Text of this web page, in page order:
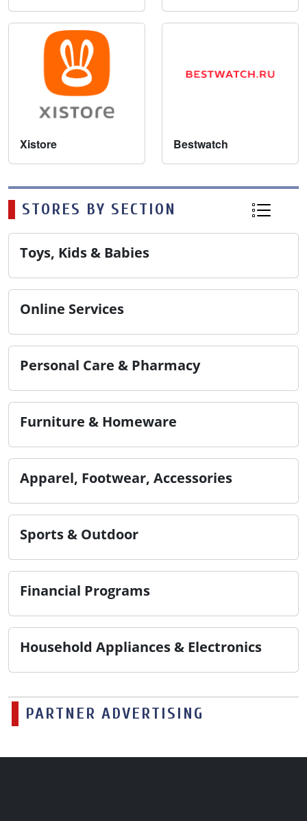
Xistore Bestwatch
STORES BY SECTION
Toys, Kids & Babies
Online Services
Personal Care & Pharmacy
Furniture & Homeware
Apparel, Footwear, Accessories
Sports & Outdoor
Financial Programs
Household Appliances & Electronics
PARTNER ADVERTISING